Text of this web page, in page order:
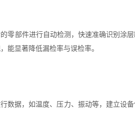
零部件进行自动检测，快速准确识别涂
能显著降低漏检率与误检率。
数据，如温度、压力、振动等，建立设